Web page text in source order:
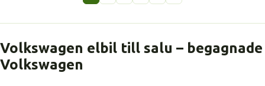
Volkswagen elbil till salu – begagnade
Volkswagen